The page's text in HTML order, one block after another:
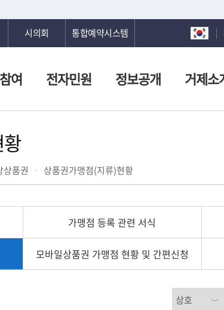
시의회 통합예약시스템
여 전자민원 정보공개 거제소
상품권 상품권가맹점(지류)현황
가맹점 등록 관련 서식
모바일상품권 가맹점 현황 및 간편신청